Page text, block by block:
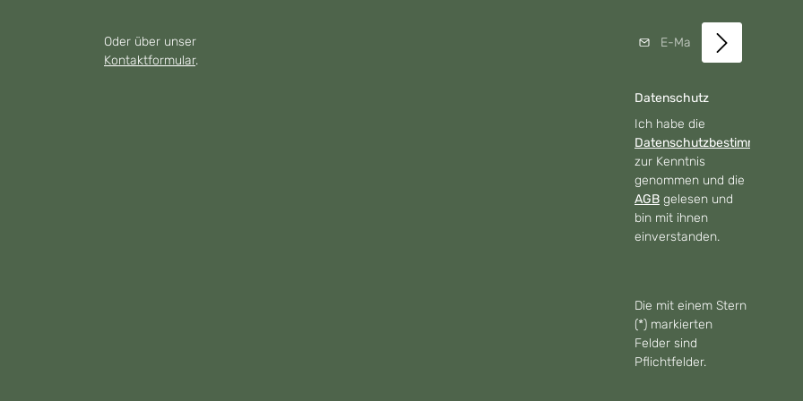
Oder über unser
Kontaktformular.
E-Mail-Adresse*
Datenschutz
Ich habe die
Datenschutzbestimmungen
zur Kenntnis
genommen und die
AGBgelesen und
bin mit ihnen
einverstanden.
Die mit einem Stern
(*) markierten
Felder sind
Pflichtfelder.